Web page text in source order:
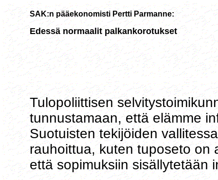
SAK:n pääekonomisti Pertti Parmanne:
Edessä normaalit palkankorotukset
Tulopoliittisen
tunnustamaan, että elämme
Suotuisten tekijöiden
rauhoittua, kuten tuposeto on
että sopimuksiin sisällytetään